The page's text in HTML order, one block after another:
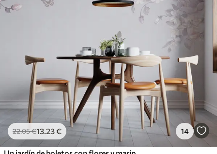
22.05€13 .23€ 14